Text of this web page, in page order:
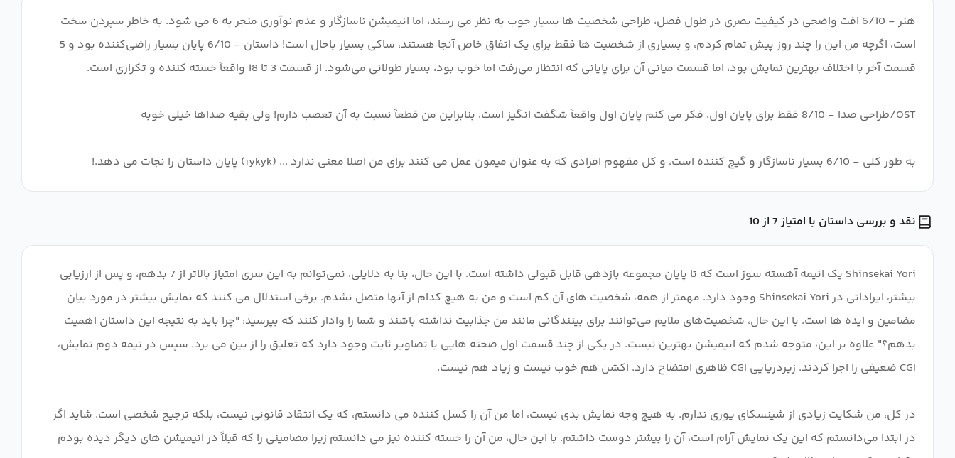
هنر - 6/10 افت واضحی در کیفیت بصری در طول فصل، طراحی شخصیت ها بسیار خوب به نظر می رسند، اما انیمیشن ناسازگار و عدم نوآوری منجر به 6 می شود. به خاطر سپردن سخت
است، اگرچه من این را چند روز پیش تمام کردم، و بسیاری از شخصیت ها فقط برای یک اتفاق خاص آنجا هستند، ساکی بسیار باحال است! داستان - 6/10 پایان بسیار راضی‌کننده بود و 5
به طور کلی - 6/10 بسیار ناسازگار و گیج کننده است، و کل مفهوم افرادی که به عنوان میمون عمل می کنند برای من اصلا معنی ندارد ... (iykyk) پایان داستان را نجات می دهد.!
نقد و بررسی داستان با امتیاز 7 از 10
Shinsekai Yori یک انیمه آهسته سوز است که تا پایان مجموعه بازدهی قابل قبولی داشته است. با این حال، بنا به دلایلی، نمی‌توانم به این سری امتیاز بالاتر از 7 بدهم، و پس از ارزیابی
بیشتر، ایراداتی در Shinsekai Yori وجود دارد. مهمتر از همه، شخصیت های آن کم است و من به هیچ کدام از آنها متصل نشدم. برخی استدلال می کنند که نمایش بیشتر در مورد بیان
مضامین و ایده ها است. با این حال، شخصیت‌های ملایم می‌توانند برای بینندگانی مانند من جذابیت نداشته باشند و شما را وادار کنند که بپرسید: "چرا باید به نتیجه این داستان اهمیت
بدهم؟" علاوه بر این، متوجه شدم که انیمیشن بهترین نیست. در یکی از چند قسمت اول صحنه هایی با تصاویر ثابت وجود دارد که تعلیق را از بین می برد. سپس در نیمه دوم نمایش،
در کل، من شکایت زیادی از شینسکای یوری ندارم. به هیچ وجه نمایش بدی نیست، اما من آن را کسل کننده می دانستم، که یک انتقاد قانونی نیست، بلکه ترجیح شخصی است. شاید اگر
در ابتدا می‌دانستم که این یک نمایش آرام است، آن را بیشتر دوست داشتم. با این حال، من آن را خسته کننده نیز می دانستم زیرا مضامینی را که قبلاً در انیمیشن های دیگر دیده بودم